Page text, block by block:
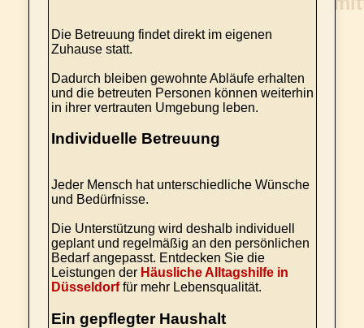
Die Betreuung findet direkt im eigenen
Zuhause statt.
Dadurch bleiben gewohnte Abläufe erhalten
und die betreuten Personen können weiterhin
in ihrer vertrauten Umgebung leben.
Individuelle Betreuung
Jeder Mensch hat unterschiedliche Wünsche
und Bedürfnisse.
Die Unterstützung wird deshalb individuell
geplant und regelmäßig an den persönlichen
Bedarf angepasst. Entdecken Sie die
Leistungen der Häusliche Alltagshilfe in
Düsseldorffür mehr Lebensqualität.
Ein gepflegter Haushalt